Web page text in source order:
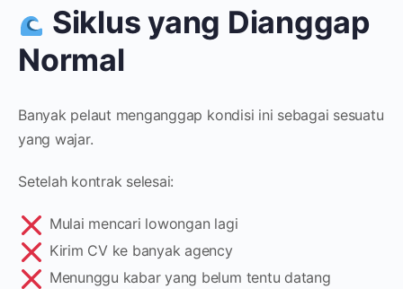
Siklus yang Dianggap
Normal
Banyak pelaut menganggap kondisi ini sebagai sesuatu
yang wajar.
Setelah kontrak selesai:
Mulai mencari lowongan lagi
Kirim CV ke banyak agency
Menunggu kabar yang belum tentu datang